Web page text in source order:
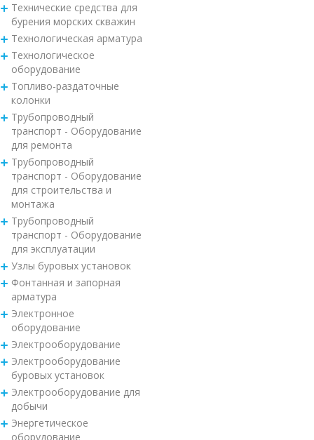
Технические средства для
бурения морских скважин
Технологическая арматура
Технологическое
оборудование
Топливо-раздаточные
колонки
Трубопроводный
транспорт - Оборудование
для ремонта
Трубопроводный
транспорт - Оборудование
для строительства и
монтажа
Трубопроводный
транспорт - Оборудование
для эксплуатации
Узлы буровых установок
Фонтанная и запорная
арматура
Электронное
оборудование
Электрооборудование
Электрооборудование
буровых установок
Электрооборудование для
добычи
Энергетическое
оборудование